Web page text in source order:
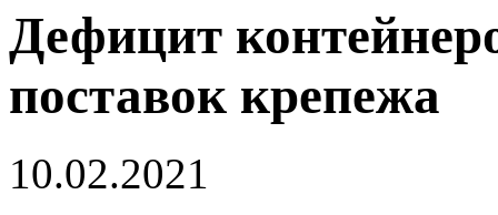
Дефицит
поставок крепежа
10.02.2021